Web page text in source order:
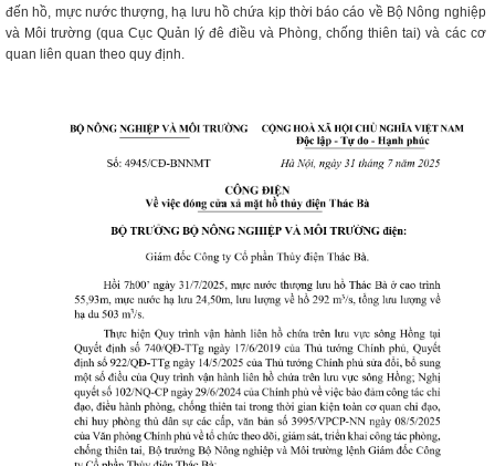
đến hồ, mực nước thượng, hạ lưu hồ chứa kịp thời báo cáo về Bộ Nông nghiệp
và Môi trường (qua Cục Quản lý đê điều và Phòng, chống thiên tai) và các cơ
quan liên quan theo quy định.